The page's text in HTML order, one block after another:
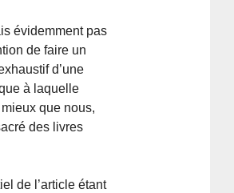
évidemment pas
de faire un
d’une
à laquelle
mieux que nous,
des livres
de l’article étant